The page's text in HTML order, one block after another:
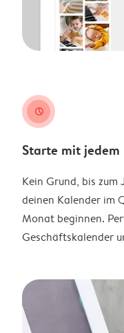
clock
Starte mit
Kein Grund, bis
deinen Kalender im
Monat beginnen.
Geschäftskalender